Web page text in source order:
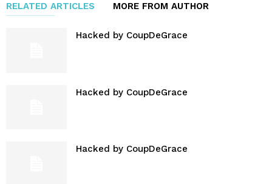
RELATED ARTICLES MORE FROM AUTHOR
Hacked by CoupDeGrace
Hacked by CoupDeGrace
Hacked by CoupDeGrace